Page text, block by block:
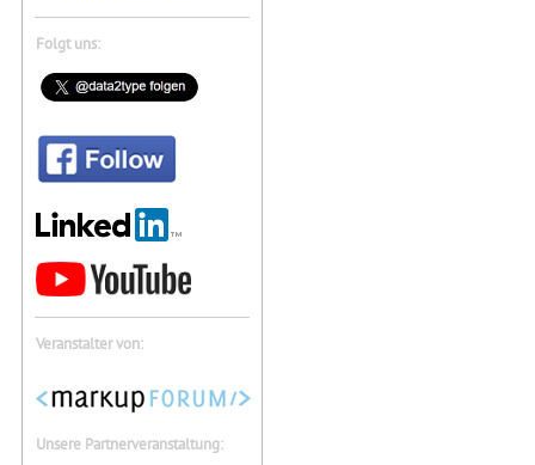
Folgt uns:
Veranstalter von:
Unsere Partnerveranstaltung: